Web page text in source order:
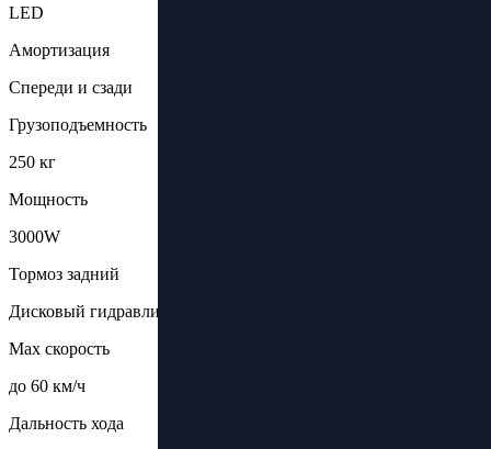
LED
Амортизация
Спереди и сзади
Грузоподъемность
250 кг
Мощность
3000W
Тормоз задний
Дисковый гидравлический
Max скорость
до 60 км/ч
Дальность хода